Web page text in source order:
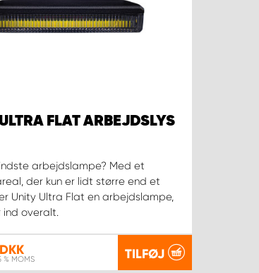
FLAT ARBEJDSLYS
arbejdslampe? Med et
der kun er lidt større end et
Unity Ultra Flat en arbejdslampe,
ind overalt.
DKK
% MOMS TILFØJ